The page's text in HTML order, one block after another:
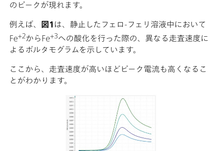
のピークが現れます。
例えば、 図1 は、静止したフェロ-フェリ溶液中において
Fe+2からFe+3への酸化を行った際の、異なる走査速度に
よるボルタモグラムを示しています。
ここから、走査速度が高いほどピーク電流も高くなるこ
とがわかります。